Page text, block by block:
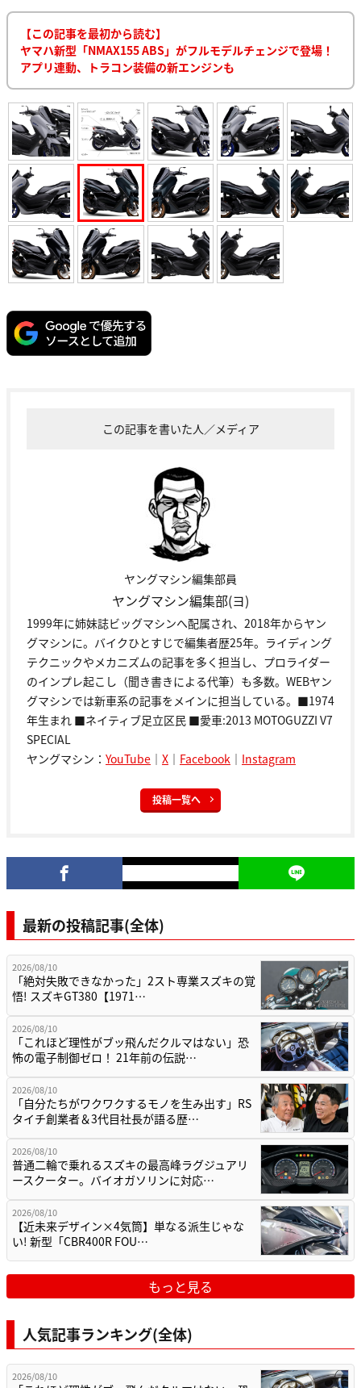
【この記事を最初から読む】
ヤマハ新型「NMAX155 ABS」がフルモデルチェンジで登場！
アプリ連動、トラコン装備の新エンジンも
この記事を書いた人／メディア
ヤングマシン編集部員
ヤングマシン編集部(ヨ)
1999年に姉妹誌ビッグマシンへ配属され、2018年からヤン
グマシンに。バイクひとすじで編集者歴25年。ライディング
テクニックやメカニズムの記事を多く担当し、プロライダー
のインプレ起こし（聞き書きによる代筆）も多数。WEBヤン
グマシンでは新車系の記事をメインに担当している。■1974
年生まれ ■ネイティブ足立区民 ■愛車:2013 MOTOGUZZI V7
SPECIAL
ヤングマシン： YouTube ｜ X ｜ Facebook ｜ Instagram
投稿一覧へ
最新の投稿記事(全体)
2026/08/10
「絶対失敗できなかった」2スト専業スズキの覚
悟! スズキGT380【1971…
2026/08/10
「これほど理性がブッ飛んだクルマはない」恐
怖の電子制御ゼロ！ 21年前の伝説…
2026/08/10
「自分たちがワクワクするモノを生み出す」RS
タイチ創業者＆3代目社長が語る歴…
2026/08/10
普通二輪で乗れるスズキの最高峰ラグジュアリ
ースクーター。バイオガソリンに対応…
2026/08/10
【近未来デザイン×4気筒】単なる派生じゃな
い! 新型「CBR400R FOU…
もっと見る
人気記事ランキング(全体)
2026/08/10